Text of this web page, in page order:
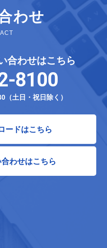
わせ
合わせはこちら
8100
（土日・祝日除く）
ードはこちら
わせはこちら